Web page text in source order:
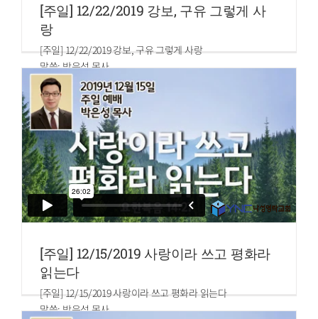
[주일] 12/22/2019 강보, 구유 그렇게 사
랑
[주일] 12/22/2019 강보, 구유 그렇게 사랑
말씀: 박은성 목사
누가복음 2:10~12
10.천사가 이르되 무서워하지 말라 보라 내가 온 백성에게 미
칠 큰 기쁨의 좋은 소식을 너희에게 전하노라
11.오늘 다윗의 동네에 너희를 위하여 구주가 나셨으니 곧 그
리스도 주시니라
12.너희가 가서 강보에 싸여 구유에 뉘어 있는 아기를 보리니
이것이 너희에게 표적이니라 하더니
[주일] 12/15/2019 사랑이라 쓰고 평화라
읽는다
[주일] 12/15/2019 사랑이라 쓰고 평화라 읽는다
말씀: 박은성 목사